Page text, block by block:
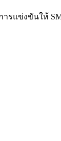
รแข่งขันให้